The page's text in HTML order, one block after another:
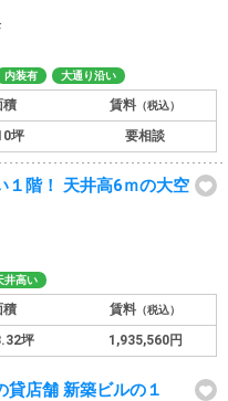
内装有 大通り沿い
積 賃料 （税込）
坪 要相談
１階！ 天井高6ｍの大空
井高い
積 賃料 （税込）
坪 1,935,560円
貸店舗 新築ビルの１